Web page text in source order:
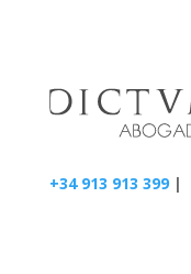
+34 913 913 399|